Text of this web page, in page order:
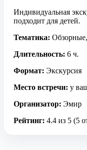
Индивидуальная
подходит для детей.
Тематика:
Длительность: 6 ч.
Формат: Экскурсия
Место встречи: у
Организатор: Эмир
Рейтинг: 4.4 из 5 (5